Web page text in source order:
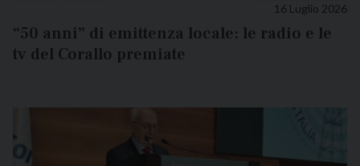
16 Luglio 2026
“50 anni” di emittenza locale: le radio e le
tv del Corallo premiate